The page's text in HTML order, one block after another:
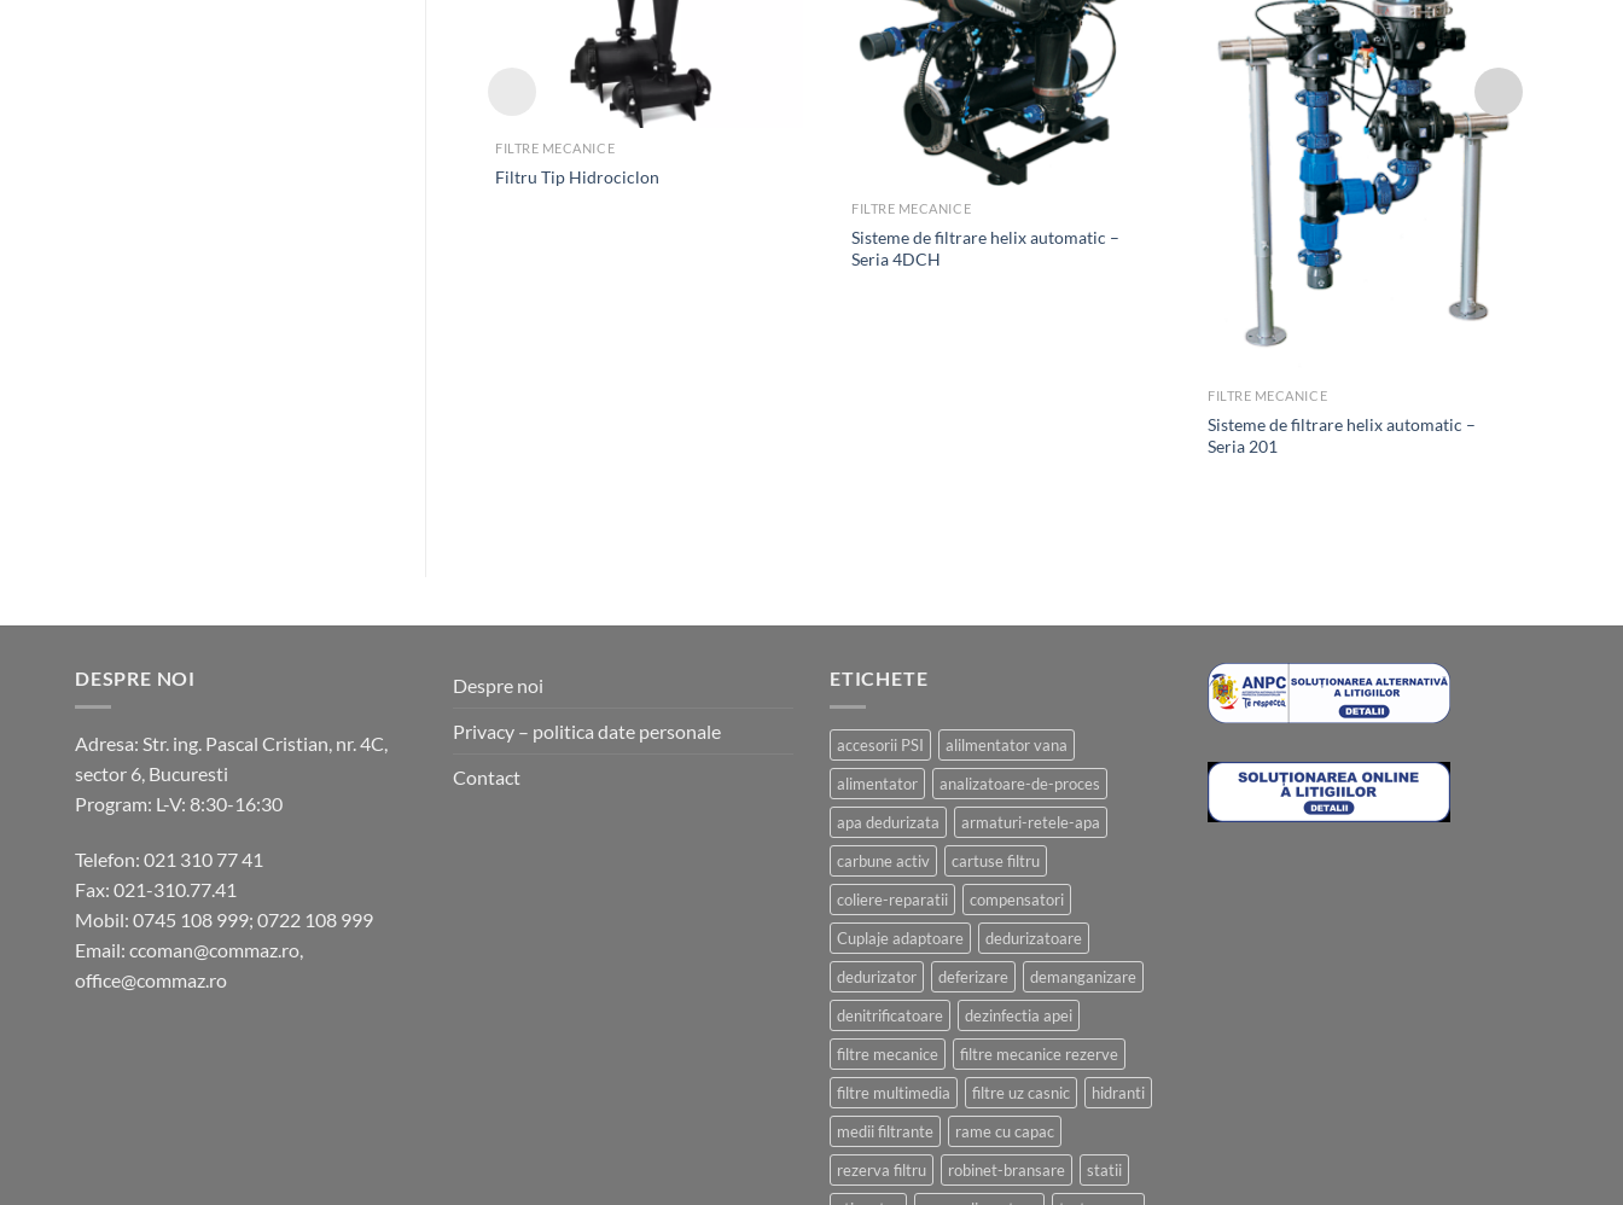
FILTRE MECANICE
Filtru Tip Hidrociclon
FILTRE MECANICE
Sisteme de filtrare helix automatic –
Seria 4DCH
FILTRE MECANICE
Sisteme de filtrare helix automatic –
Seria 201
DESPRE NOI
Adresa: Str. ing. Pascal Cristian, nr. 4C,
sector 6, Bucuresti
Program: L-V: 8:30-16:30
Telefon: 021 310 77 41
Fax: 021-310.77.41
Mobil: 0745 108 999; 0722 108 999
Email: ccoman@commaz.ro,
office@commaz.ro
Despre noi
Privacy – politica date personale
Contact
ETICHETE
accesorii PSI
alilmentator vana
alimentator
analizatoare-de-proces
apa dedurizata
armaturi-retele-apa
carbune activ
cartuse filtru
coliere-reparatii
compensatori
Cuplaje adaptoare
dedurizatoare
dedurizator
deferizare
demanganizare
denitrificatoare
dezinfectia apei
filtre mecanice
filtre mecanice rezerve
filtre multimedia
filtre uz casnic
hidranti
medii filtrante
rame cu capac
rezerva filtru
robinet-bransare
statii